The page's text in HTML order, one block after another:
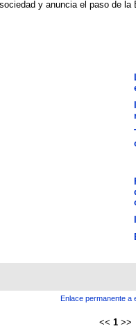
y anuncia el paso de
Enlace permanente a
<< 1 >>